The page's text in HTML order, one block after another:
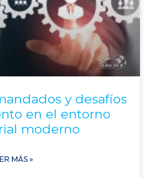
y desafíos
en el entorno
moderno
MÁS »